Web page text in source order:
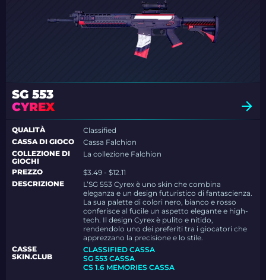
SG 553
CYREX
QUALITÀ
Classified
CASSA DI GIOCO
Cassa Falchion
COLLEZIONE DI
GIOCHI
La collezione Falchion
PREZZO
$3.49 - $12.11
DESCRIZIONE
L’SG 553 Cyrex è uno skin che combina
eleganza e un design futuristico di fantascienza.
La sua palette di colori nero, bianco e rosso
conferisce al fucile un aspetto elegante e high-
tech. Il design Cyrex è pulito e nitido,
rendendolo uno dei preferiti tra i giocatori che
apprezzano la precisione e lo stile.
CASSE
SKIN.CLUB
CLASSIFIED CASSA
SG 553 CASSA
CS 1.6 MEMORIES CASSA